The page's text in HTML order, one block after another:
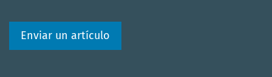
Enviar un artículo